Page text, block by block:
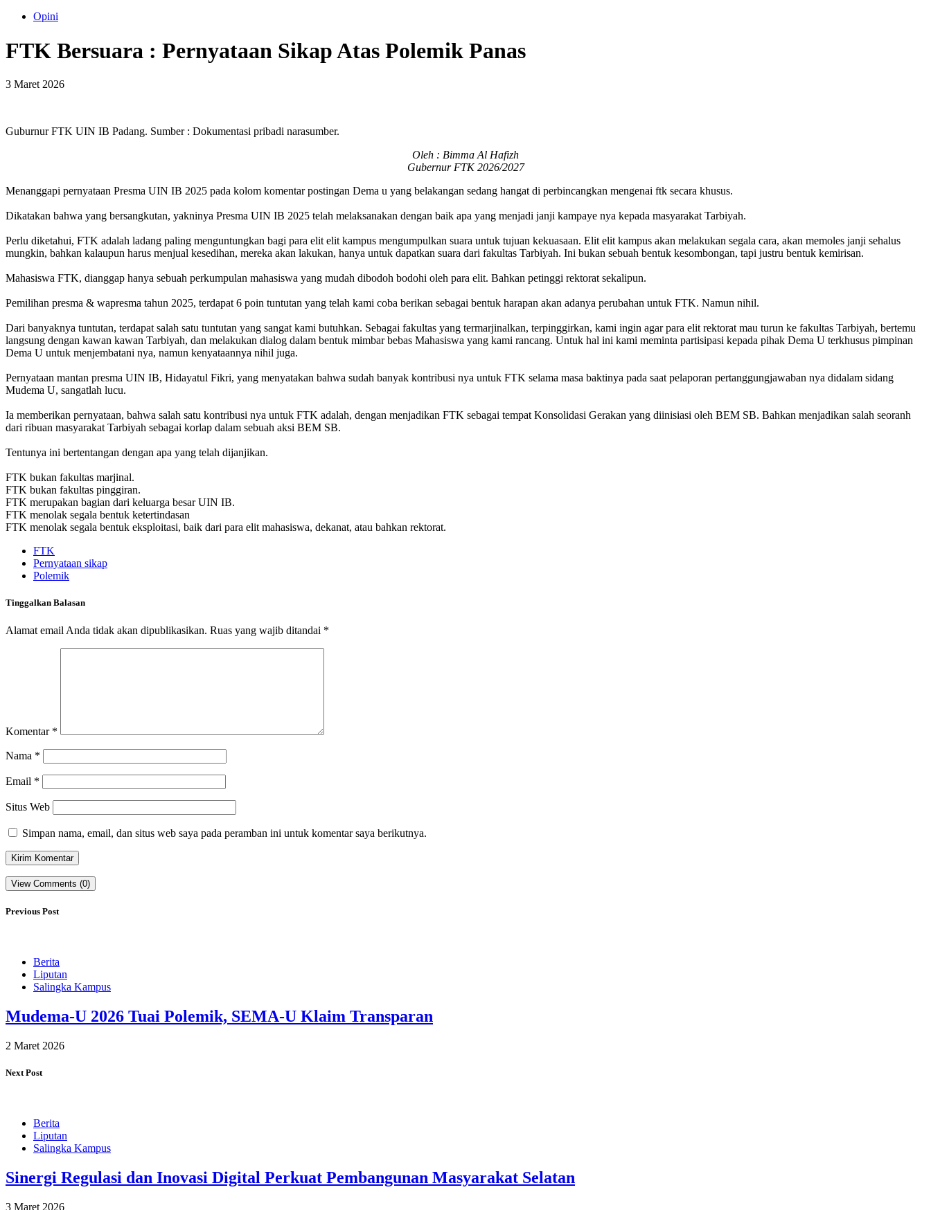
Opini
FTK Bersuara : Pernyataan Sikap Atas Polemik Panas
3 Maret 2026
Guburnur FTK UIN IB Padang. Sumber : Dokumentasi pribadi narasumber.
Oleh : Bimma Al Hafizh
Gubernur FTK 2026/2027
Menanggapi pernyataan Presma UIN IB 2025 pada kolom komentar postingan Dema u yang belakangan sedang hangat di perbincangkan mengenai ftk secara khusus.
Dikatakan bahwa yang bersangkutan, yakninya Presma UIN IB 2025 telah melaksanakan dengan baik apa yang menjadi janji kampaye nya kepada masyarakat Tarbiyah.
Perlu diketahui, FTK adalah ladang paling menguntungkan bagi para elit elit kampus mengumpulkan suara untuk tujuan kekuasaan. Elit elit kampus akan melakukan segala cara, akan memoles janji sehalus
mungkin, bahkan kalaupun harus menjual kesedihan, mereka akan lakukan, hanya untuk dapatkan suara dari fakultas Tarbiyah. Ini bukan sebuah bentuk kesombongan, tapi justru bentuk kemirisan.
Mahasiswa FTK, dianggap hanya sebuah perkumpulan mahasiswa yang mudah dibodoh bodohi oleh para elit. Bahkan petinggi rektorat sekalipun.
Pemilihan presma & wapresma tahun 2025, terdapat 6 poin tuntutan yang telah kami coba berikan sebagai bentuk harapan akan adanya perubahan untuk FTK. Namun nihil.
Dari banyaknya tuntutan, terdapat salah satu tuntutan yang sangat kami butuhkan. Sebagai fakultas yang termarjinalkan, terpinggirkan, kami ingin agar para elit rektorat mau turun ke fakultas Tarbiyah, bertemu
langsung dengan kawan kawan Tarbiyah, dan melakukan dialog dalam bentuk mimbar bebas Mahasiswa yang kami rancang. Untuk hal ini kami meminta partisipasi kepada pihak Dema U terkhusus pimpinan
Dema U untuk menjembatani nya, namun kenyataannya nihil juga.
Pernyataan mantan presma UIN IB, Hidayatul Fikri, yang menyatakan bahwa sudah banyak kontribusi nya untuk FTK selama masa baktinya pada saat pelaporan pertanggungjawaban nya didalam sidang
Mudema U, sangatlah lucu.
Ia memberikan pernyataan, bahwa salah satu kontribusi nya untuk FTK adalah, dengan menjadikan FTK sebagai tempat Konsolidasi Gerakan yang diinisiasi oleh BEM SB. Bahkan menjadikan salah seoranh
dari ribuan masyarakat Tarbiyah sebagai korlap dalam sebuah aksi BEM SB.
Tentunya ini bertentangan dengan apa yang telah dijanjikan.
FTK bukan fakultas marjinal.
FTK bukan fakultas pinggiran.
FTK merupakan bagian dari keluarga besar UIN IB.
FTK menolak segala bentuk ketertindasan
FTK menolak segala bentuk eksploitasi, baik dari para elit mahasiswa, dekanat, atau bahkan rektorat.
FTK
Pernyataan sikap
Polemik
Tinggalkan Balasan
Alamat email Anda tidak akan dipublikasikan. Ruas yang wajib ditandai *
Komentar *
Nama *
Email *
Situs Web
Simpan nama, email, dan situs web saya pada peramban ini untuk komentar saya berikutnya.
View Comments (0)
Previous Post
Berita
Liputan
Salingka Kampus
Mudema-U 2026 Tuai Polemik, SEMA-U Klaim Transparan
2 Maret 2026
Next Post
Berita
Liputan
Salingka Kampus
Sinergi Regulasi dan Inovasi Digital Perkuat Pembangunan Masyarakat Selatan
3 Maret 2026